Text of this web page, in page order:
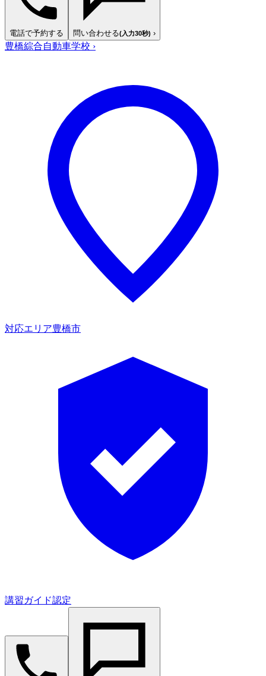
電話で予約する 問い合わせる(入力30秒) ›
豊橋綜合自動車学校 ›
対応エリア豊橋市
講習ガイド認定